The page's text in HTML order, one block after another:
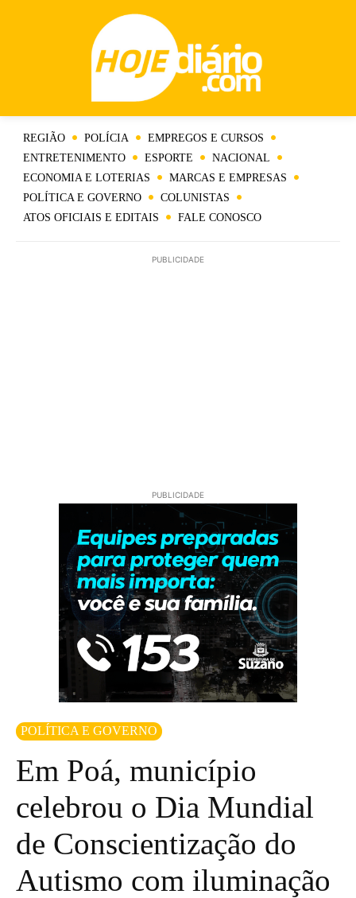
REGIÃO POLÍCIA
EMPREGOS E CURSOS
ENTRETENIMENTO
ESPORTE
NACIONAL
ECONOMIA E LOTERIAS
MARCAS E EMPRESAS
POLÍTICA E GOVERNO
COLUNISTAS
ATOS OFICIAIS E EDITAIS
FALE CONOSCO
PUBLICIDADE
PUBLICIDADE
POLÍTICA E GOVERNO
Em Poá, município
celebrou o Dia Mundial
de Conscientização do
Autismo com iluminação